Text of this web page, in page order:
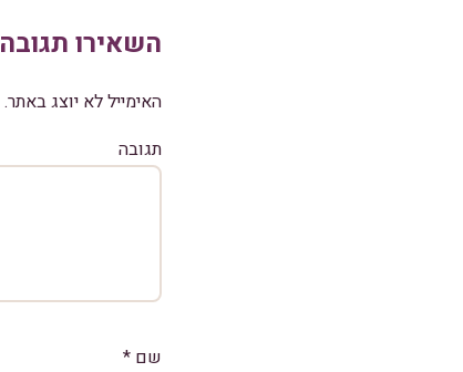
השאירו תגובה
האימייל לא יוצג באתר.
תגובה
שם *